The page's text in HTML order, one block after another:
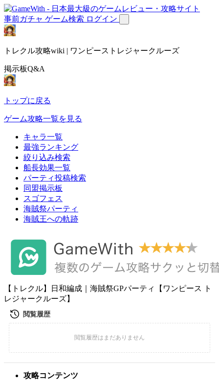
事前ガチャ ゲーム検索 ログイン
トレクル攻略wiki | ワンピーストレジャークルーズ
掲示板Q&A
トップに戻る
ゲーム攻略一覧を見る
キャラ一覧
最強ランキング
絞り込み検索
船長効果一覧
パーティ投稿検索
同盟掲示板
スゴフェス
海賊祭パーティ
海賊王への軌跡
【トレクル】日和編成｜海賊祭GPパーティ【ワンピース ト
レジャークルーズ】
攻略コンテンツ